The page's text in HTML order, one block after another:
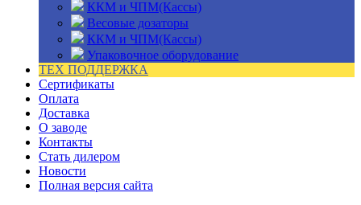
ККМ и ЧПМ(Кассы)
Весовые дозаторы
ККМ и ЧПМ(Кассы)
Упаковочное оборудование
ТЕХ ПОДДЕРЖКА
Сертификаты
Оплата
Доставка
О заводе
Контакты
Стать дилером
Новости
Полная версия сайта